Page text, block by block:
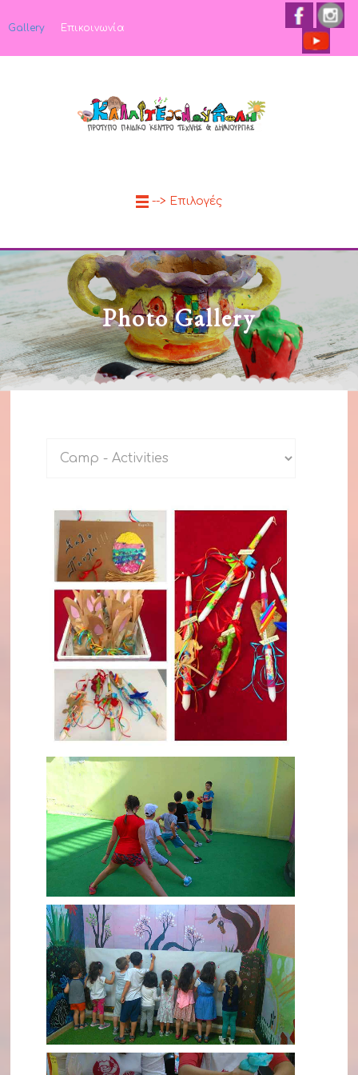
Gallery Επικοινωνία
--> Επιλογές
Photo Gallery